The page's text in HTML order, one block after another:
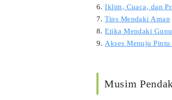
6.Iklim, Cuaca, dan
7.Tips Mendaki Aman
8.Etika Mendaki
9. Akses Menuju Pintu
Musim